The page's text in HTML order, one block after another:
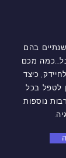
בהם
מכם
כיצד
לטפל בכל
נוספות